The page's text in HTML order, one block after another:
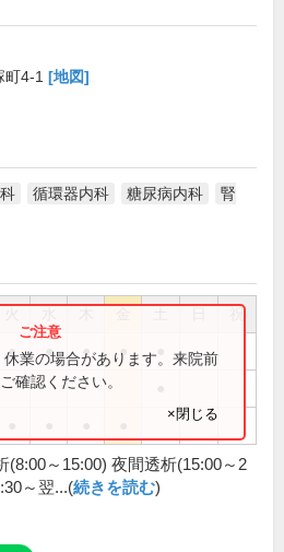
町4-1 [地図]
循環器内科 糖尿病内科
腎
祝
● ● ● ●
業の場合があります。来院前
確認ください。
×閉じる
(8:00～15:00) 夜間透析(15:00～2
～翌...(続きを読む)